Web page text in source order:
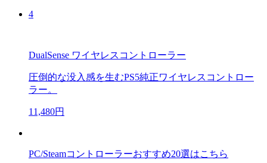
4
DualSense ワイヤレスコントローラー
圧倒的な没入感を生むPS5純正ワイヤレスコントロー
ラー。
11,480円
PC/Steamコントローラーおすすめ20選はこちら